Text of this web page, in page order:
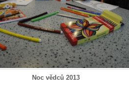
Noc vědců 2013